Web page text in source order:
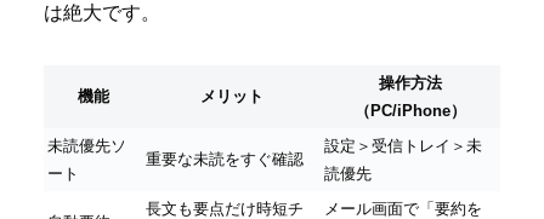
は絶大です。
機能 メリット
操作方法
（PC/iPhone）
未読優先ソ
ート
重要な未読をすぐ確認
設定＞受信トレイ＞未
読優先
長文も要点だけ時短チ
メール画面で「要約を